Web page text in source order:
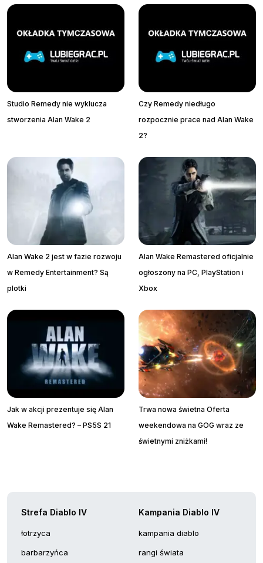
Studio Remedy nie wyklucza
stworzenia Alan Wake 2
Czy Remedy niedługo
rozpocznie prace nad Alan Wake
2?
Alan Wake 2 jest w fazie rozwoju
w Remedy Entertainment? Są
plotki
Alan Wake Remastered oficjalnie
ogłoszony na PC, PlayStation i
Xbox
Jak w akcji prezentuje się Alan
Wake Remastered? – PS5S 21
Trwa nowa świetna Oferta
weekendowa na GOG wraz ze
świetnymi zniżkami!
Strefa Diablo IV
łotrzyca
barbarzyńca
Kampania Diablo IV
kampania diablo
rangi świata